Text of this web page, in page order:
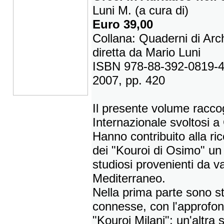
Luni M. (a cura di)
Euro 39,00
Collana: Quaderni di
diretta da Mario Luni
ISBN 978-88-392-0819-4
2007, pp. 420
Il presente volume
Internazionale svoltosi
Hanno contribuito alla
dei "Kouroi di Osimo"
studiosi provenienti da
Mediterraneo.
Nella prima parte sono
connesse, con
"Kouroi Milani"; un'altra